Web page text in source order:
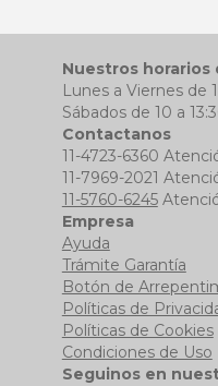
Nuestros horarios
Lunes a Viernes de
Sábados de 10 a
Contactanos
11-4723-6360
11-7969-2021
11-5760-6245
Empresa
Ayuda
Trámite Garantía
Botón de
Políticas de
Políticas de Cookies
Condiciones de Uso
Seguinos en